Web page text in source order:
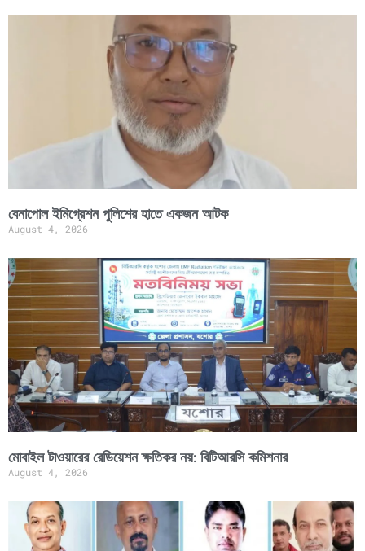
বেনাপোল ইমিগ্রেশন পুলিশের হাতে একজন আটক
August 4, 2026
মোবাইল টাওয়ারের রেডিয়েশন ক্ষতিকর নয়: বিটিআরসি কমিশনার
August 4, 2026